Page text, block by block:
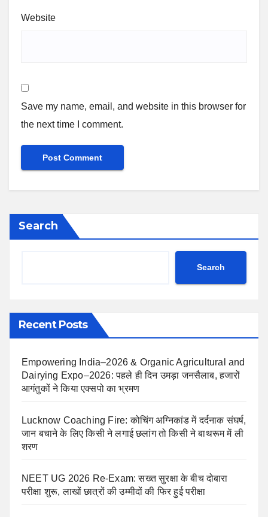
Website
Save my name, email, and website in this browser for
the next time I comment.
Search
Search
Recent Posts
Empowering India–2026 & Organic Agricultural and
Dairying Expo–2026: पहले ही दिन उमड़ा जनसैलाब, हजारों
आगंतुकों ने किया एक्सपो का भ्रमण
Lucknow Coaching Fire: कोचिंग अग्निकांड में दर्दनाक संघर्ष,
जान बचाने के लिए किसी ने लगाई छलांग तो किसी ने बाथरूम में ली
शरण
NEET UG 2026 Re-Exam: सख्त सुरक्षा के बीच दोबारा
परीक्षा शुरू, लाखों छात्रों की उम्मीदों की फिर हुई परीक्षा